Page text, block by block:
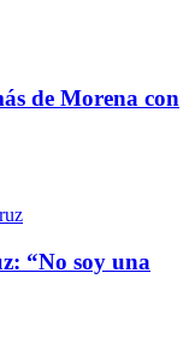
de Morena con
“No soy una